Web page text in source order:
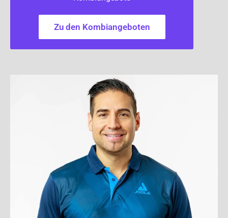
Zu den Kombiangeboten